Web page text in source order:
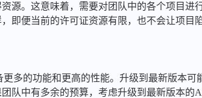
源。这意味着，需要对团队中的各个项目进
即便当前的许可证资源有限，也不会让项目
多的功能和更高的性能。升级到最新版本可
队中有多余的预算，考虑升级到最新版本的